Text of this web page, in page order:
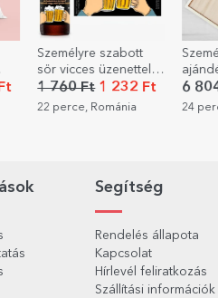
–
Ft
Személyre szabott fa
ajándékdoboz – Az
első emlékeim
6 804 Ft
24 perce, Bulgária
Segítség
Rendelés állapota
Kapcsolat
Hírlevél feliratkozás
Szállítási információk